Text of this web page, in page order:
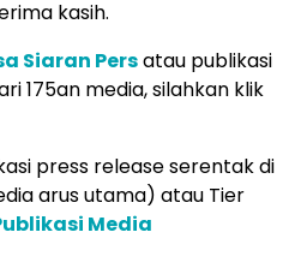
kasih.
Siaran Persatau publikasi
175an media, silahkan klik
press release serentak di
arus utama) atau Tier
Media